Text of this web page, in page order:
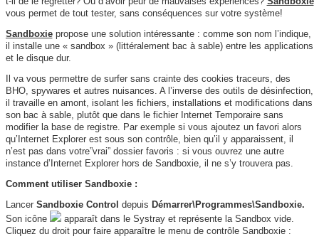
vous permet de tout tester, sans conséquences sur votre système!
Sandboxiepropose une solution intéressante : comme son nom l’indique,
il installe une « sandbox » (littéralement bac à sable) entre les applications
et le disque dur.
Il va vous permettre de surfer sans crainte des cookies traceurs, des
BHO, spywares et autres nuisances. A l’inverse des outils de désinfection,
il travaille en amont, isolant les fichiers, installations et modifications dans
son bac à sable, plutôt que dans le fichier Internet Temporaire sans
modifier la base de registre. Par exemple si vous ajoutez un favori alors
qu’Internet Explorer est sous son contrôle, bien qu’il y apparaissent, il
n’est pas dans votre”vrai” dossier favoris : si vous ouvrez une autre
instance d’Internet Explorer hors de Sandboxie, il ne s’y trouvera pas.
Comment utiliser Sandboxie :
Lancer Sandboxie Control depuis Démarrer\Programmes\Sandboxie.
Son icône
apparaît dans le Systray et représente la Sandbox vide.
Cliquez du droit pour faire apparaître le menu de contrôle Sandboxie :